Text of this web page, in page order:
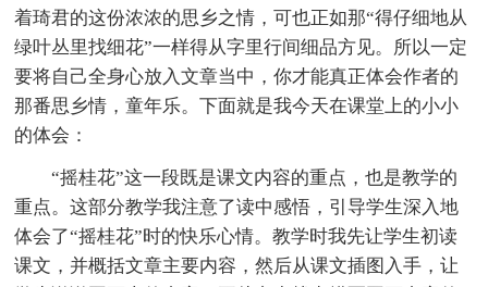
着琦君的这份浓浓的思乡之情，可也正如那“得仔细地从
绿叶丛里找细花”一样得从字里行间细品方见。所以一定
要将自己全身心放入文章当中，你才能真正体会作者的
那番思乡情，童年乐。下面就是我今天在课堂上的小小
的体会：
“摇桂花”这一段既是课文内容的重点，也是教学的
重点。这部分教学我注意了读中感悟，引导学生深入地
体会了“摇桂花”时的快乐心情。教学时我先让学生初读
课文，并概括文章主要内容，然后从课文插图入手，让